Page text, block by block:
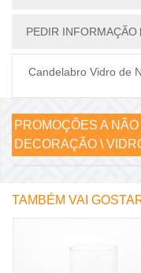
PEDIR INFORMAÇÃO
Candelabro Vidro de
PROMOÇÕES A
DECORAÇÃO \
TAMBÉM VAI